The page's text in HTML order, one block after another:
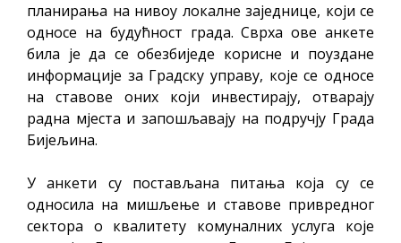
планирања на нивоу локалне заједнице, који се
односе на будућност града. Сврха ове анкете
била је да се обезбиједе корисне и поуздане
информације за Градску управу, које се односе
на ставове оних који инвестирају, отварају
радна мјеста и запошљавају на подручју Града
Бијељина.
У анкети су постављана питања која су се
односила на мишљење и ставове привредног
сектора о квалитету комуналних услуга које